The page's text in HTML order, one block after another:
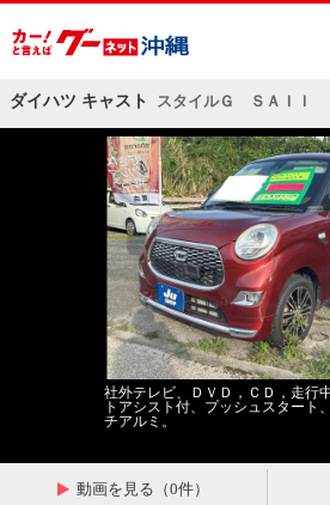
ダイハツ キャスト スタイルＧ ＳＡＩＩ
社外テレビ、ＤＶＤ，ＣＤ，走行
トアシスト付、プッシュスタート
チアルミ。
動画を見る（0件）